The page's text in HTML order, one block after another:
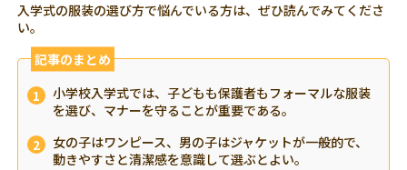
入学式の服装の選び方で悩んでいる方は、ぜひ読んでみてくださ
い。
記事のまとめ
小学校入学式では、子どもも保護者もフォーマルな服装
を選び、マナーを守ることが重要である。
女の子はワンピース、男の子はジャケットが一般的で、
動きやすさと清潔感を意識して選ぶとよい。